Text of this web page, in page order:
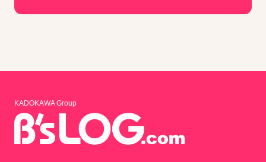
KADOKAWA Group